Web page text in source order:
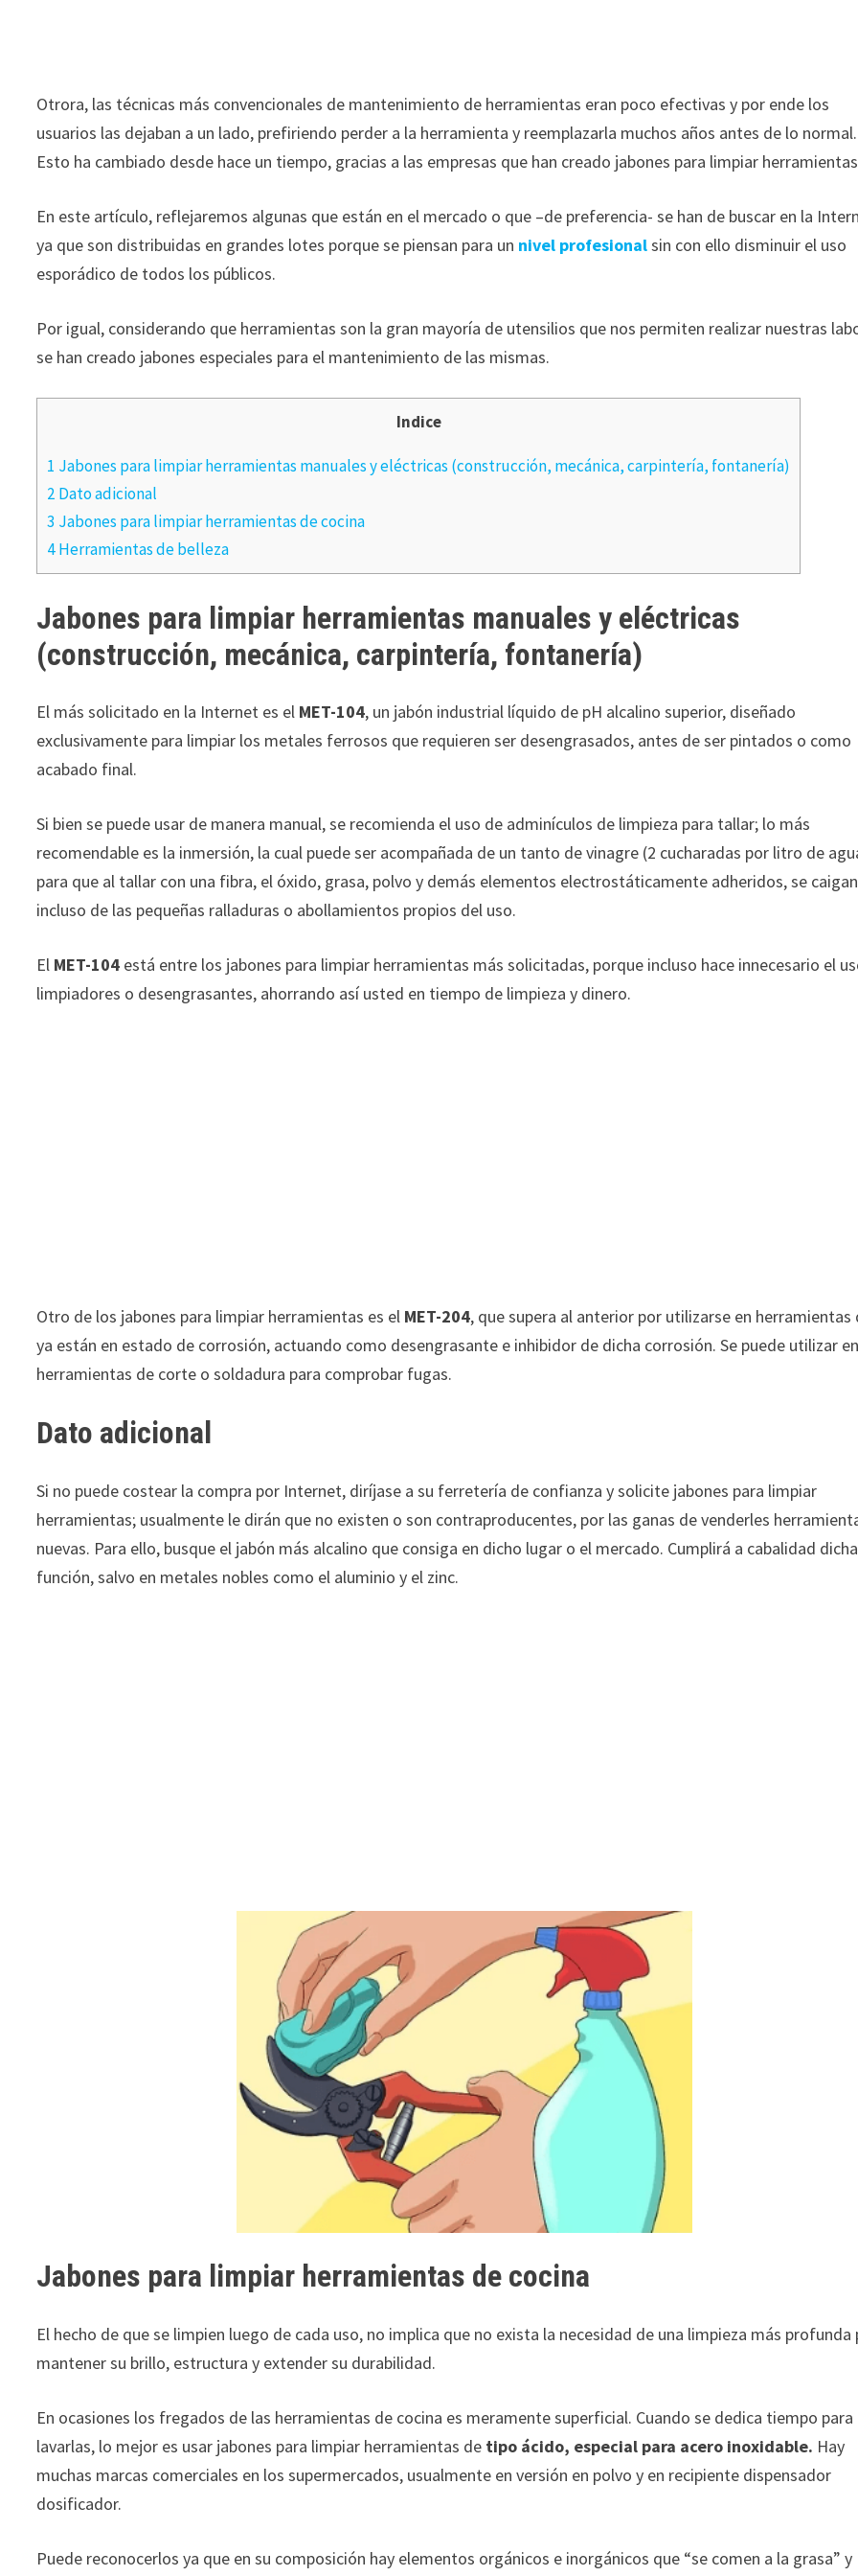
Otrora, las técnicas más convencionales de mantenimiento de herramientas eran poco efectivas y por ende los
usuarios las dejaban a un lado, prefiriendo perder a la herramienta y reemplazarla muchos años antes de lo normal.
Esto ha cambiado desde hace un tiempo, gracias a las empresas que han creado jabones para limpiar
En este artículo, reflejaremos algunas que están en el mercado o que –de preferencia- se han de buscar en la
ya que son distribuidas en grandes lotes porque se piensan para un nivel profesionalsin con ello disminuir el uso
esporádico de todos los públicos.
Por igual, considerando que herramientas son la gran mayoría de utensilios que nos permiten realizar nuestras
se han creado jabones especiales para el mantenimiento de las mismas.
Indice
1 Jabones para limpiar herramientas manuales y eléctricas (construcción, mecánica, carpintería, fontanería)
2 Dato adicional
3 Jabones para limpiar herramientas de cocina
4 Herramientas de belleza
Jabones para limpiar herramientas manuales y eléctricas
(construcción, mecánica, carpintería, fontanería)
El más solicitado en la Internet es el MET-104, un jabón industrial líquido de pH alcalino superior, diseñado
exclusivamente para limpiar los metales ferrosos que requieren ser desengrasados, antes de ser pintados o como
acabado final.
Si bien se puede usar de manera manual, se recomienda el uso de adminículos de limpieza para tallar; lo más
recomendable es la inmersión, la cual puede ser acompañada de un tanto de vinagre (2 cucharadas por litro de
para que al tallar con una fibra, el óxido, grasa, polvo y demás elementos electrostáticamente adheridos, se caigan
incluso de las pequeñas ralladuras o abollamientos propios del uso.
El MET-104 está entre los jabones para limpiar herramientas más solicitadas, porque incluso hace innecesario el
limpiadores o desengrasantes, ahorrando así usted en tiempo de limpieza y dinero.
Otro de los jabones para limpiar herramientas es el MET-204, que supera al anterior por utilizarse en herramientas
ya están en estado de corrosión, actuando como desengrasante e inhibidor de dicha corrosión. Se puede utilizar
herramientas de corte o soldadura para comprobar fugas.
Dato adicional
Si no puede costear la compra por Internet, diríjase a su ferretería de confianza y solicite jabones para limpiar
herramientas; usualmente le dirán que no existen o son contraproducentes, por las ganas de venderles
nuevas. Para ello, busque el jabón más alcalino que consiga en dicho lugar o el mercado. Cumplirá a cabalidad dicha
función, salvo en metales nobles como el aluminio y el zinc.
Jabones para limpiar herramientas de cocina
El hecho de que se limpien luego de cada uso, no implica que no exista la necesidad de una limpieza más profunda
mantener su brillo, estructura y extender su durabilidad.
En ocasiones los fregados de las herramientas de cocina es meramente superficial. Cuando se dedica tiempo para
lavarlas, lo mejor es usar jabones para limpiar herramientas de tipo ácido, especial para acero inoxidable. Hay
muchas marcas comerciales en los supermercados, usualmente en versión en polvo y en recipiente dispensador
dosificador.
Puede reconocerlos ya que en su composición hay elementos orgánicos e inorgánicos que “se comen a la grasa” y